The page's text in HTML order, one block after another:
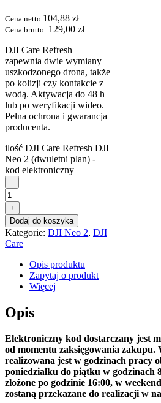
Cena netto 104,88 zł
Cena brutto: 129,00 zł
DJI Care Refresh
zapewnia dwie wymiany
uszkodzonego drona, także
po kolizji czy kontakcie z
wodą. Aktywacja do 48 h
lub po weryfikacji wideo.
Pełna ochrona i gwarancja
producenta.
ilość DJI Care Refresh DJI
Neo 2 (dwuletni plan) -
kod elektroniczny
–
+
Dodaj do koszyka
Kategorie: DJI Neo 2, DJI
Care
Opis produktu
Zapytaj o produkt
Więcej
Opis
Elektroniczny kod dostarczany jest
od momentu zaksięgowania zakupu.
realizowana jest w godzinach pracy
poniedziałku do piątku w godzinach
złożone po godzinie 16:00, w
zostaną przekazane do realizacji w